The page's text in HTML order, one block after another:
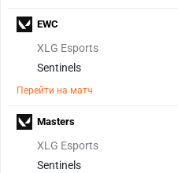
XLG Esports
Sentinels
Перейти на матч
EWC
XLG Esports
Sentinels
Masters